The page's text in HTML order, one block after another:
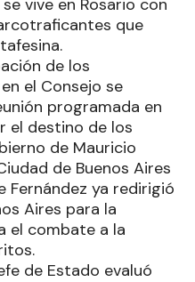
que
de los
el Consejo se
programada en
el destino de los
de Mauricio
de Buenos Aires
Fernández ya redirigió
Aires para la
el combate a la
de Estado evaluó